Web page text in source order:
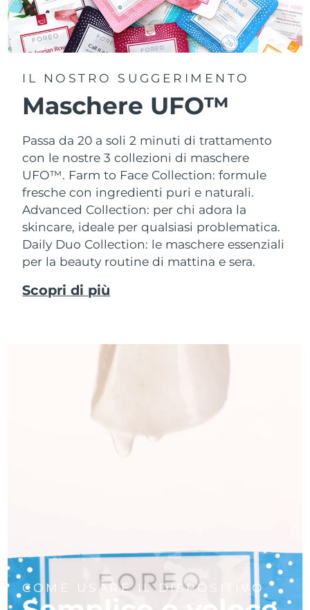
IL NOSTRO SUGGERIMENTO
Maschere UFO™
Passa da 20 a soli 2 minuti di trattamento
con le nostre 3 collezioni di maschere
UFO™. Farm to Face Collection: formule
fresche con ingredienti puri e naturali.
Advanced Collection: per chi adora la
skincare, ideale per qualsiasi problematica.
Daily Duo Collection: le maschere essenziali
per la beauty routine di mattina e sera.
Scopri di più
COME USARE IL DISPOSITIVO